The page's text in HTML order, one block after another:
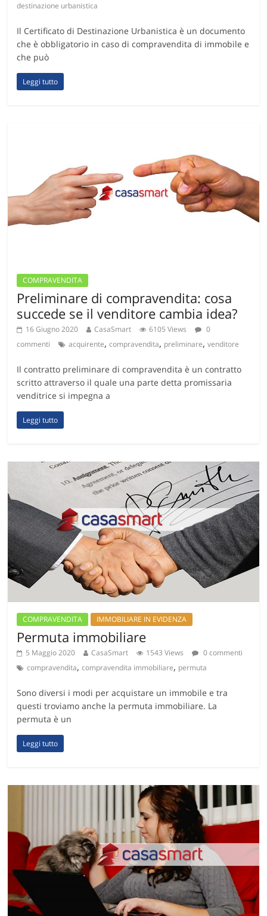
destinazione urbanistica
Il Certificato di Destinazione Urbanistica è un documento
che è obbligatorio in caso di compravendita di immobile e
che può
Leggi tutto
COMPRAVENDITA
Preliminare di compravendita: cosa
succede se il venditore cambia idea?
16 Giugno 2020 CasaSmart 6105 Views
0
commenti
acquirente,compravendita, preliminare,venditore
Il contratto preliminare di compravendita è un contratto
scritto attraverso il quale una parte detta promissaria
venditrice si impegna a
Leggi tutto
COMPRAVENDITA IMMOBILIARE IN EVIDENZA
Permuta immobiliare
5 Maggio 2020 CasaSmart 1543 Views
0 commenti
compravendita,compravendita immobiliare, permuta
Sono diversi i modi per acquistare un immobile e tra
questi troviamo anche la permuta immobiliare. La
permuta è un
Leggi tutto